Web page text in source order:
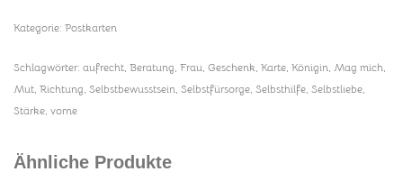
Kategorie: Postkarten
Schlagwörter: aufrecht, Beratung, Frau, Geschenk, Karte, Königin, Mag mich,
Mut, Richtung, Selbstbewusstsein, Selbstfürsorge, Selbsthilfe, Selbstliebe,
Stärke, vorne
Ähnliche Produkte